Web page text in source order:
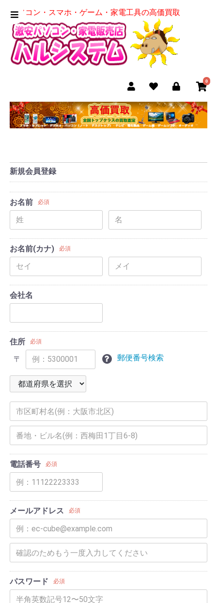
パソコン・スマホ・ゲーム・家電工具の高価買取
0
新規会員登録
お名前 必須
お名前(カナ) 必須
会社名
住所 必須
〒 郵便番号検索
電話番号 必須
メールアドレス 必須
パスワード 必須